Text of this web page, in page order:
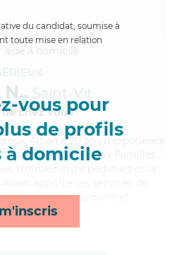
du candidat, soumise à
toute mise en relation
vous pour
de profils
à domicile
Saint-Vit
chez Vous
Alban a 20 ans d'expérience
De Vie aux Familles
compagnie/loisirs et
repassage*